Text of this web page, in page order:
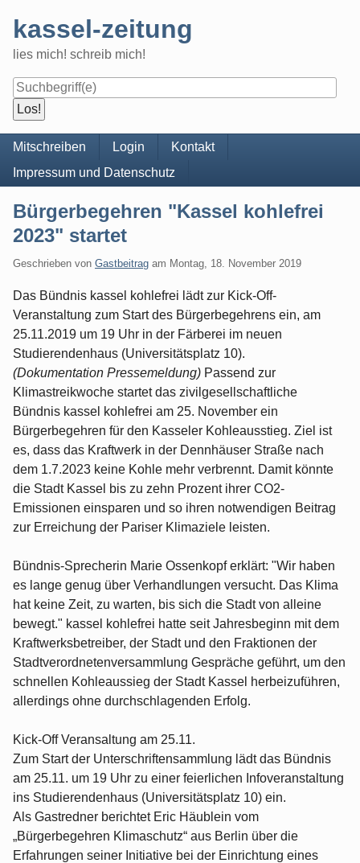
content
kassel-zeitung
lies mich! schreib mich!
Navigation
Mitschreiben Login
Kontakt
Impressum und Datenschutz
Bürgerbegehren "Kassel kohlefrei
2023" startet
Geschrieben von Gastbeitrag am Montag, 18. November 2019
Das Bündnis kassel kohlefrei lädt zur Kick-Off-
Veranstaltung zum Start des Bürgerbegehrens ein, am
25.11.2019 um 19 Uhr in der Färberei im neuen
Studierendenhaus (Universitätsplatz 10).
(Dokumentation Pressemeldung) Passend zur
Klimastreikwoche startet das zivilgesellschaftliche
Bündnis kassel kohlefrei am 25. November ein
Bürgerbegehren für den Kasseler Kohleausstieg. Ziel ist
es, dass das Kraftwerk in der Dennhäuser Straße nach
dem 1.7.2023 keine Kohle mehr verbrennt. Damit könnte
die Stadt Kassel bis zu zehn Prozent ihrer CO2-
Emissionen einsparen und so ihren notwendigen Beitrag
zur Erreichung der Pariser Klimaziele leisten.
Bündnis-Sprecherin Marie Ossenkopf erklärt: "Wir haben
es lange genug über Verhandlungen versucht. Das Klima
hat keine Zeit, zu warten, bis sich die Stadt von alleine
bewegt." kassel kohlefrei hatte seit Jahresbeginn mit dem
Kraftwerksbetreiber, der Stadt und den Fraktionen der
Stadtverordnetenversammlung Gespräche geführt, um den
schnellen Kohleaussieg der Stadt Kassel herbeizuführen,
allerdings ohne durchschlagenden Erfolg.
Kick-Off Veransaltung am 25.11.
Zum Start der Unterschriftensammlung lädt das Bündnis
am 25.11. um 19 Uhr zu einer feierlichen Infoveranstaltung
ins Studierendenhaus (Universitätsplatz 10) ein.
Als Gastredner berichtet Eric Häublein vom
„Bürgerbegehren Klimaschutz“ aus Berlin über die
Erfahrungen seiner Initiative bei der Einrichtung eines